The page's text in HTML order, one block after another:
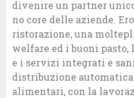
divenire un partner
no core delle aziende.
ristorazione, una
welfare ed i buoni
e i servizi integrati e
distribuzione
alimentari, con la